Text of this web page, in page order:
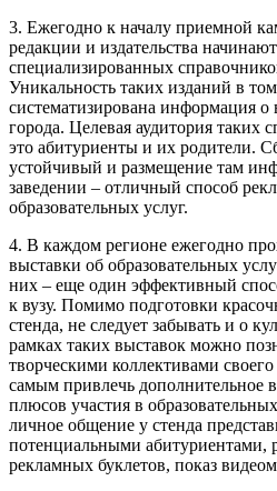
3. Ежегодно к началу приемной
редакции и издательства
специализированных
Уникальность таких изданий в
систематизирована информация о
города. Целевая аудитория таких
это абитуриенты и их родители.
устойчивый и размещение там
заведении – отличный способ
образовательных услуг.
4. В каждом регионе ежегодно
выставки об образовательных
них – еще один эффективный
к вузу. Помимо подготовки
стенда, не следует забывать и о
рамках таких выставок можно
творческими коллективами
самым привлечь дополнительное
плюсов участия в
личное общение у стенда
потенциальными абитуриентами,
рекламных буклетов, показ